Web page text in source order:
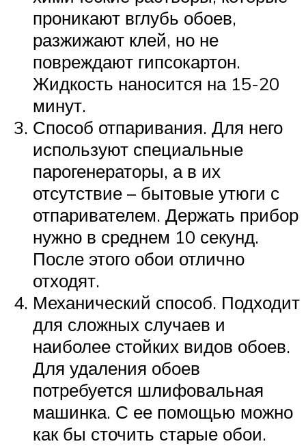
проникают вглубь обоев,
разжижают клей, но не
повреждают гипсокартон.
Жидкость наносится на 15-20
минут.
Способ отпаривания. Для него
используют специальные
парогенераторы, а в их
отсутствие – бытовые утюги с
отпаривателем. Держать прибор
нужно в среднем 10 секунд.
После этого обои отлично
отходят.
Механический способ. Подходит
для сложных случаев и
наиболее стойких видов обоев.
Для удаления обоев
потребуется шлифовальная
машинка. С ее помощью можно
как бы сточить старые обои.